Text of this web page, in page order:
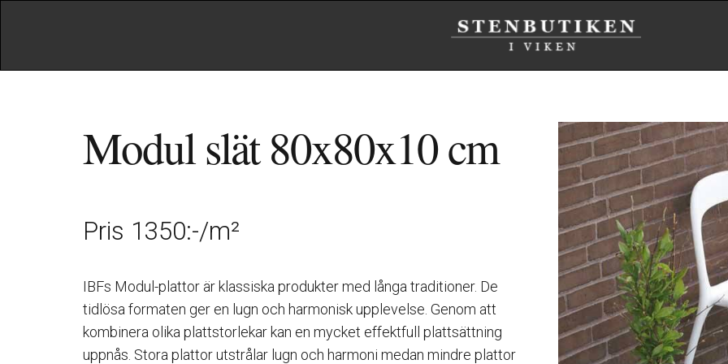
Modul slät 80x80x10 cm
Pris 1350:-/m²
IBFs Modul-plattor är klassiska produkter med långa traditioner. De
tidlösa formaten ger en lugn och harmonisk upplevelse. Genom att
kombinera olika plattstorlekar kan en mycket effektfull plattsättning
uppnås. Stora plattor utstrålar lugn och harmoni medan mindre plattor